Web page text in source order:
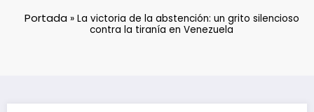
Portada» La victoria de la abstención: un grito silencioso
contra la tiranía en Venezuela